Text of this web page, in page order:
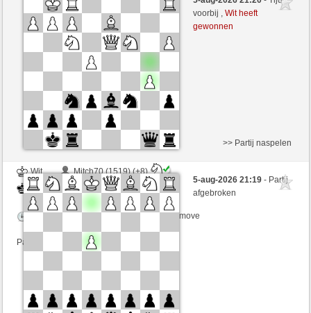
Zwart
JeLopes (1329)
Speelduur: 5 minutes/side + 8 seconds/move
Partij telt mee voor de ranglijst
voorbij ,Wit heeft
gewonnen
Wit
Mitch70 (1519) (+8)
Zwart
JeLopes (1337) (-8)
Speelduur: 5 minutes/side + 8 seconds/move
Partij telt mee voor de ranglijst
>> Partij naspelen
5-aug-2026 21:19- Partij
afgebroken